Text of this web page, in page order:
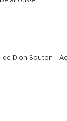
de Dion Bouton -